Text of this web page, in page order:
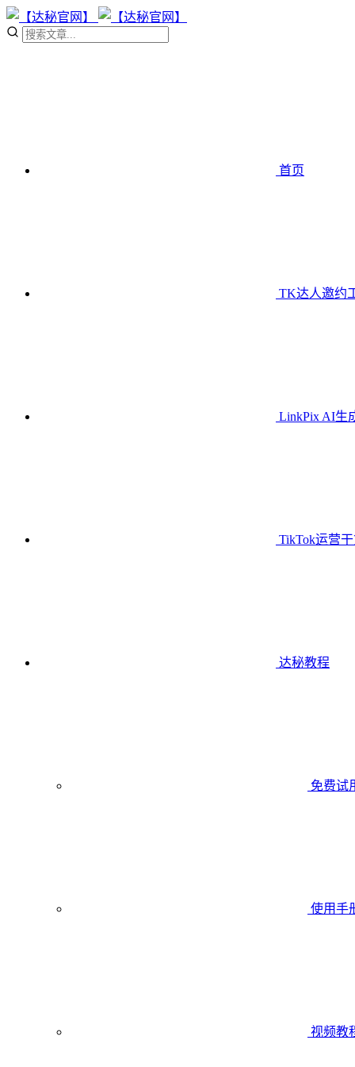
首页
TK达人邀约
LinkPix AI生
TikTok运营
达秘教程
免费试
使用手
视频教